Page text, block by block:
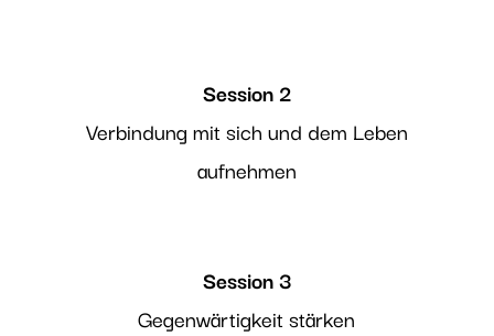
Session 2
Verbindung mit sich und dem Leben
aufnehmen
Session 3
Gegenwärtigkeit stärken